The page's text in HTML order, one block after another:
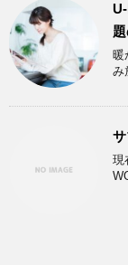
暖
み
現